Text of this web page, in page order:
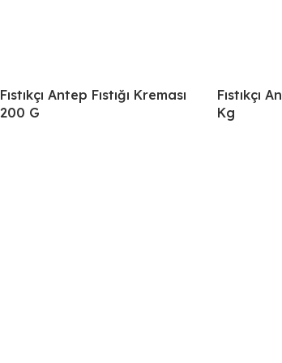
Fıstıkçı Antep Fıstığı Kreması
200 G
Fıstıkçı
Kg